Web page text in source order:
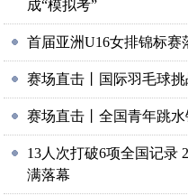
成“模拟考”
首届亚洲U16女排锦标
赛场直击丨国际羽毛球
赛场直击丨全国青年跳
13人次打破6项全国记录
满落幕